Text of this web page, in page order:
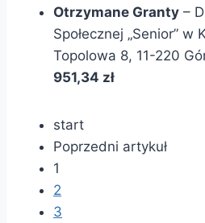
Otrzymane Granty –
Społecznej „Senior” w
Topolowa 8, 11-220
951,34 zł
start
Poprzedni artykuł
1
2
3